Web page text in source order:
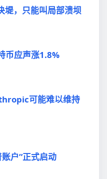
堤，只能叫局部溃坝
币应声涨1.8%
可能难以维持
户”正式启动